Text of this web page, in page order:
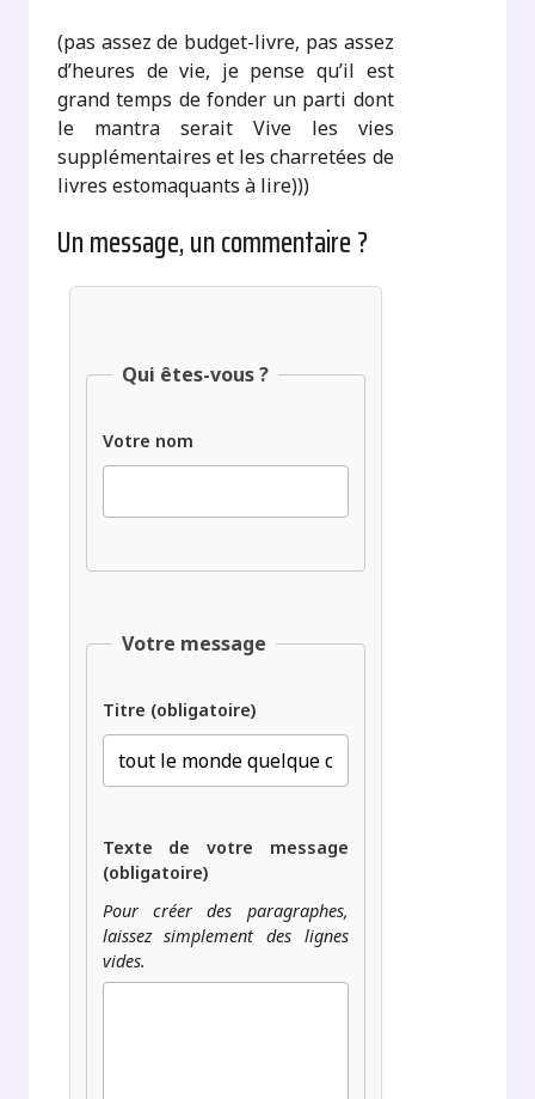
(pas assez de budget-livre, pas assez
d’heures de vie, je pense qu’il est
grand temps de fonder un parti dont
le mantra serait Vive les vies
supplémentaires et les charretées de
livres estomaquants à lire)))
Un message, un commentaire ?
Qui êtes-vous ?
Votre nom
Votre message
Titre (obligatoire)
Texte de votre message
(obligatoire)
Pour créer des paragraphes,
laissez simplement des lignes
vides.